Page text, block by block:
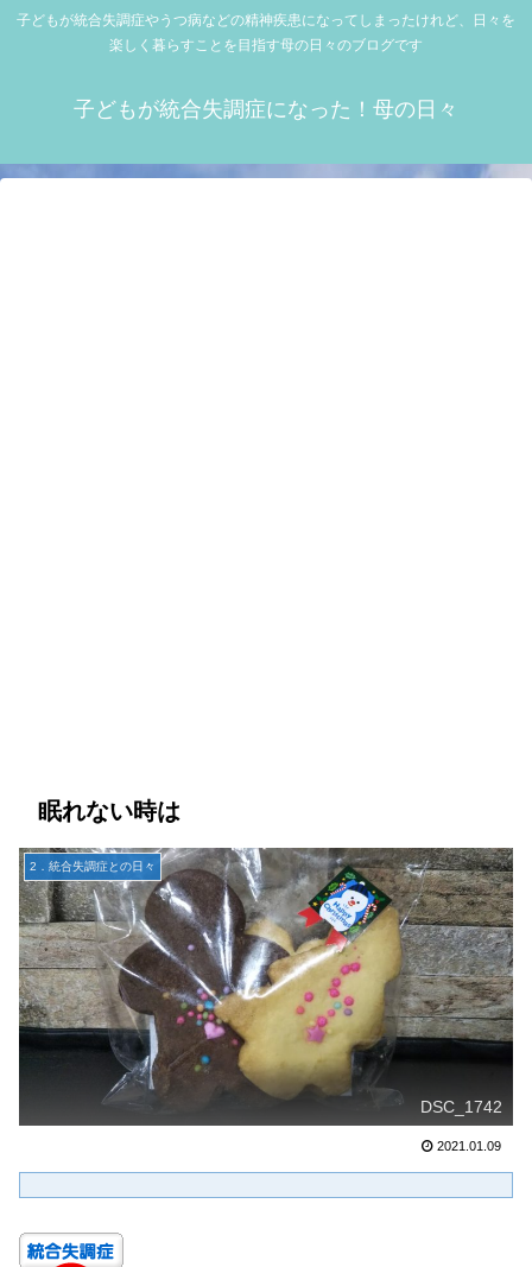
子どもが統合失調症やうつ病などの精神疾患になってしまったけれど、日々を
楽しく暮らすことを目指す母の日々のブログです
子どもが統合失調症になった！母の日々
眠れない時は
2．統合失調症との日々
DSC_1742
2021.01.09